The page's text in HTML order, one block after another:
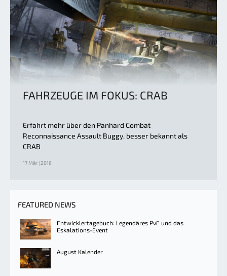
FAHRZEUGE IM FOKUS: CRAB
Erfahrt mehr über den Panhard Combat
Reconnaissance Assault Buggy, besser bekannt als
CRAB
17 Mär | 2016
FEATURED NEWS
Entwicklertagebuch: Legendäres PvE und das
Eskalations-Event
August Kalender